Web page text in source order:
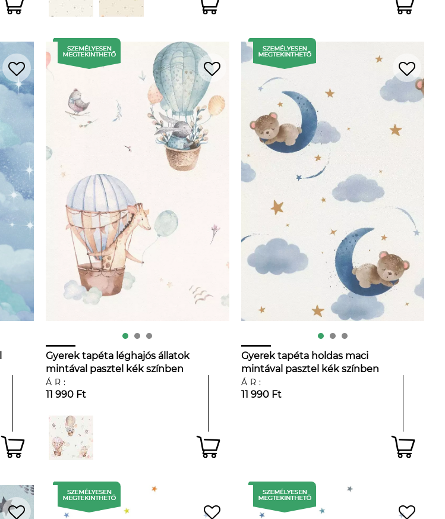
Gyerek tapéta léghajós állatok
mintával pasztel kék színben
ÁR:
11 990 Ft
Gyerek tapéta holdas maci
mintával pasztel kék színben
ÁR:
11 990 Ft